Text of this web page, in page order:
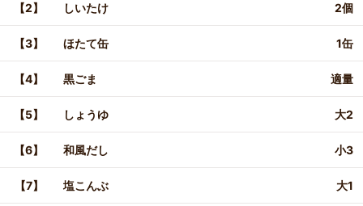
【2】 しいたけ 2個
【3】 ほたて缶 1缶
【4】 黒ごま 適量
【5】 しょうゆ 大2
【6】 和風だし 小3
【7】 塩こんぶ 大1